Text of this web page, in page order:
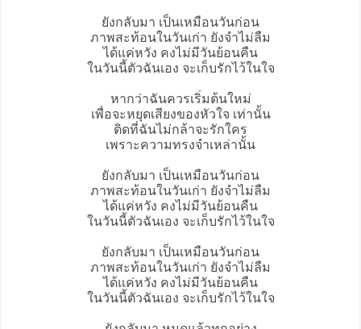
ยังกลับมา เป็นเหมือนวันก่อน
ภาพสะท้อนในวันเก่า ยังจําไม่ลืม
ได้แค่หวัง คงไม่มีวันย้อนคืน
ในวันนี้ตัวฉันเอง จะเก็บรักไว้ในใจ
หากว่าฉันควรเริ่มต้นใหม่
เพื่อจะหยุดเสียงของหัวใจ เท่านั้น
ติดที่ฉันไม่กล้าจะรักใคร
เพราะความทรงจําเหล่านั้น
ยังกลับมา เป็นเหมือนวันก่อน
ภาพสะท้อนในวันเก่า ยังจําไม่ลืม
ได้แค่หวัง คงไม่มีวันย้อนคืน
ในวันนี้ตัวฉันเอง จะเก็บรักไว้ในใจ
ยังกลับมา เป็นเหมือนวันก่อน
ภาพสะท้อนในวันเก่า ยังจําไม่ลืม
ได้แค่หวัง คงไม่มีวันย้อนคืน
ในวันนี้ตัวฉันเอง จะเก็บรักไว้ในใจ